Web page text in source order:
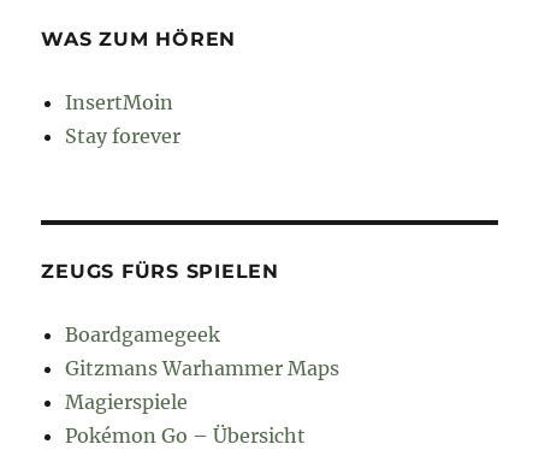
WAS ZUM HÖREN
InsertMoin
Stay forever
ZEUGS FÜRS SPIELEN
Boardgamegeek
Gitzmans Warhammer Maps
Magierspiele
Pokémon Go – Übersicht